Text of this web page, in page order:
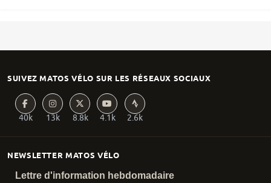
NEWSLETTER MATOS VÉLO
Lettre d'information hebdomadaire
SUIVEZ MATOS VÉLO SUR LES RÉSEAUX SOCIAUX
40k 13k 8.8k 4.1k 2.6k